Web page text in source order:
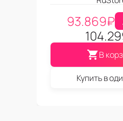
93.869₽
В
Купить в